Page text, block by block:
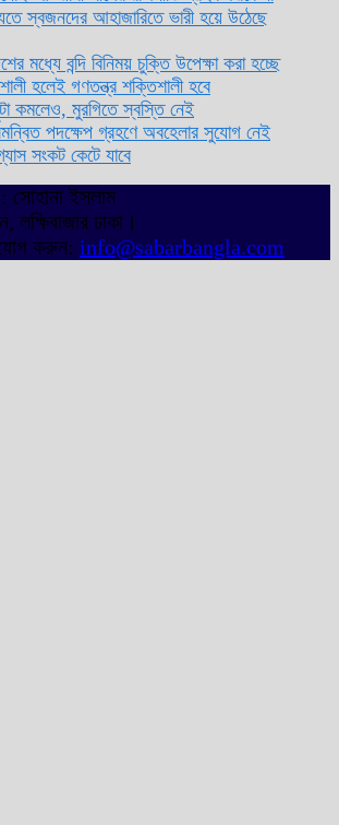
স্বজনদের আহাজারিতে ভারী হয়ে উঠেছে
মধ্যে বন্দি বিনিময় চুক্তি উপেক্ষা করা হচ্ছে
হলেই গণতন্ত্র শক্তিশালী হবে
কমলেও, মুরগিতে স্বস্তি নেই
পদক্ষেপ গ্রহণে অবহেলার সুযোগ নেই
সংকট কেটে যাবে
সোহানা ইসলাম
ঢাকা।
করুন: info@sabarbangla.com